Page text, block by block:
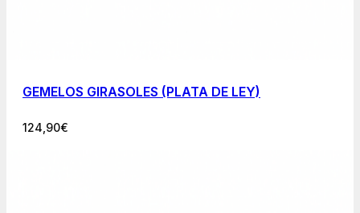
GEMELOS GIRASOLES (PLATA DE LEY)
124,90€